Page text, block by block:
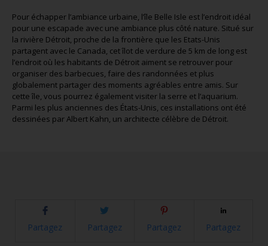
Pour échapper l’ambiance urbaine, l’île Belle Isle est l’endroit idéal
pour une escapade avec une ambiance plus côté nature. Situé sur
la rivière Détroit, proche de la frontière que les Etats-Unis
partagent avec le Canada, cet îlot de verdure de 5 km de long est
l’endroit où les habitants de Détroit aiment se retrouver pour
organiser des barbecues, faire des randonnées et plus
globalement partager des moments agréables entre amis. Sur
cette île, vous pourrez également visiter la serre et l’aquarium.
Parmi les plus anciennes des États-Unis, ces installations ont été
dessinées par Albert Kahn, un architecte célèbre de Détroit.
Partagez Partagez Partagez Partagez